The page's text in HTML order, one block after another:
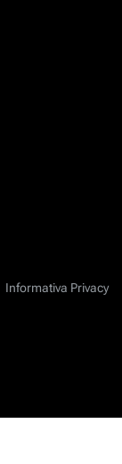
Informativa Privacy